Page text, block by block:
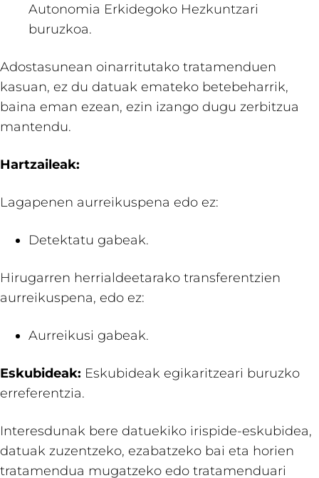
Autonomia Erkidegoko Hezkuntzari
buruzkoa.
Adostasunean oinarritutako tratamenduen
kasuan, ez du datuak emateko betebeharrik,
baina eman ezean, ezin izango dugu zerbitzua
mantendu.
Hartzaileak:
Lagapenen aurreikuspena edo ez:
Detektatu gabeak.
Hirugarren herrialdeetarako transferentzien
aurreikuspena, edo ez:
Aurreikusi gabeak.
Eskubideak: Eskubideak egikaritzeari buruzko
erreferentzia.
Interesdunak bere datuekiko irispide-eskubidea,
datuak zuzentzeko, ezabatzeko bai eta horien
tratamendua mugatzeko edo tratamenduari